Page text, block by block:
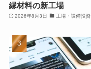
縁材料の新工場
2026年8月3日 工場・設備投資